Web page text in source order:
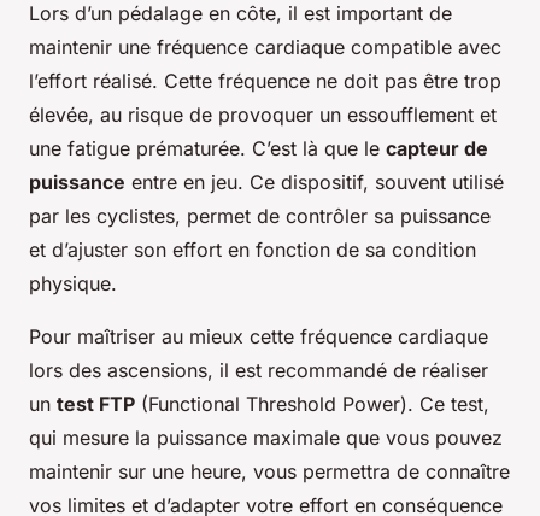
Lors d’un pédalage en côte, il est important de
maintenir une fréquence cardiaque compatible avec
l’effort réalisé. Cette fréquence ne doit pas être trop
élevée, au risque de provoquer un essoufflement et
une fatigue prématurée. C’est là que le capteur de
puissance entre en jeu. Ce dispositif, souvent utilisé
par les cyclistes, permet de contrôler sa puissance
et d’ajuster son effort en fonction de sa condition
physique.
Pour maîtriser au mieux cette fréquence cardiaque
lors des ascensions, il est recommandé de réaliser
un test FTP (Functional Threshold Power). Ce test,
qui mesure la puissance maximale que vous pouvez
maintenir sur une heure, vous permettra de connaître
vos limites et d’adapter votre effort en conséquence